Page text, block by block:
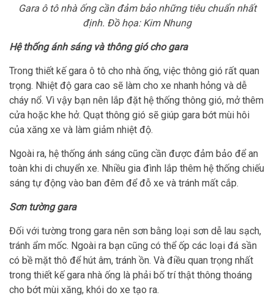
Gara ô tô nhà ống cần đảm bảo những tiêu chuẩn nhất
định. Đồ họa: Kim Nhung
Hệ thống ánh sáng và thông gió cho gara
Trong thiết kế gara ô tô cho nhà ống, việc thông gió rất quan
trọng. Nhiệt độ gara cao sẽ làm cho xe nhanh hỏng và dễ
cháy nổ. Vì vậy bạn nên lắp đặt hệ thống thông gió, mở thêm
cửa hoặc khe hở. Quạt thông gió sẽ giúp gara bớt mùi hôi
của xăng xe và làm giảm nhiệt độ.
Ngoài ra, hệ thống ánh sáng cũng cần được đảm bảo để an
toàn khi di chuyển xe. Nhiều gia đình lắp thêm hệ thống chiếu
sáng tự động vào ban đêm để đỗ xe và tránh mất cắp.
Sơn tường gara
Đối với tường trong gara nên sơn bằng loại sơn dễ lau sạch,
tránh ẩm mốc. Ngoài ra bạn cũng có thể ốp các loại đá sần
có bề mặt thô để hút âm, tránh ồn. Và điều quan trọng nhất
trong thiết kế gara nhà ống là phải bố trí thật thông thoáng
cho bớt mùi xăng, khói do xe tạo ra.